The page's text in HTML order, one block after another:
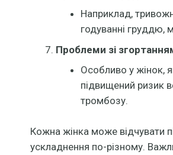
Наприклад,
годуванні груддю,
Проблеми зі
Особливо у жінок,
підвищений ризик
тромбозу.
Кожна жінка може відчувати
ускладнення по-різному.